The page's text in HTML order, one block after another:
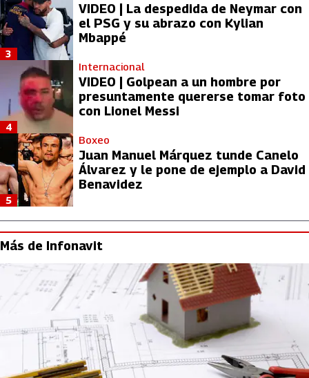
VIDEO | La despedida de Neymar con
el PSG y su abrazo con Kylian
Mbappé
3
Internacional
VIDEO | Golpean a un hombre por
presuntamente quererse tomar foto
con Lionel Messi
4
Boxeo
Juan Manuel Márquez tunde Canelo
Álvarez y le pone de ejemplo a David
Benavidez
5
Más de Infonavit